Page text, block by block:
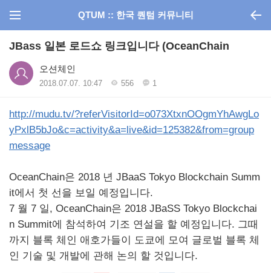
QTUM :: 한국 퀀텀 커뮤니티
JBass 일본 로드쇼 링크입니다 (OceanChain
오션체인
2018.07.07. 10:47 556 1
http://mudu.tv/?referVisitorId=o073XtxnOOgmYhAwgLo
yPxlB5bJo&c=activity&a=live&id=125382&from=group
message
OceanChain은 2018 년 JBaaS Tokyo Blockchain Summ
it에서 첫 선을 보일 예정입니다.
7 월 7 일, OceanChain은 2018 JBaSS Tokyo Blockchai
n Summit에 참석하여 기조 연설을 할 예정입니다. 그때
까지 블록 체인 애호가들이 도쿄에 모여 글로벌 블록 체
인 기술 및 개발에 관해 논의 할 것입니다.